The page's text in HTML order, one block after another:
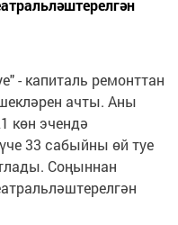
- капиталь ремонттан
ачты. Аны
көн эчендә
33 сабыйны өй туе
Соңыннан